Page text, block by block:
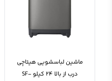
ماشین لباسشویی هیتاچی
درب از بالا 24 کیلو SF-